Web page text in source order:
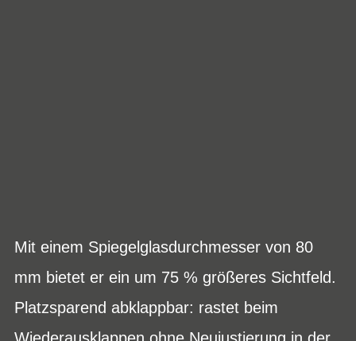
Mit einem Spiegelglasdurchmesser von 80
mm bietet er ein um 75 % größeres Sichtfeld.
Platzsparend abklappbar: rastet beim